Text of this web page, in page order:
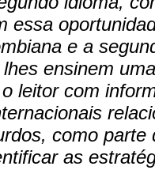
essa
e a
ensinem
leitor com
como
as